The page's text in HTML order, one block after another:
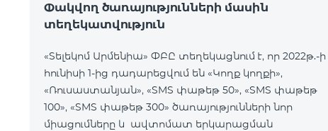
Փակվող ծառայությունների մասին
տեղեկատվություն
«Տելեկոմ Արմենիա» ՓԲԸ տեղեկացնում է, որ 2022թ.-ի
հունիսի 1-ից դադարեցվում են «Կողք կողքի»,
«Ռուսաստանյան», «SMS փաթեթ 50», «SMS փաթեթ
100», «SMS փաթեթ 300» ծառայությունների նոր
միացումները և ավտոմատ երկարացման